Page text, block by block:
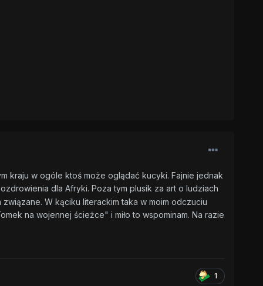
kraju w ogóle ktoś może oglądać kucyki. Fajnie jednak
dla Afryki. Poza tym plusik za art o ludziach
W kąciku literackim taka w moim odczuciu
na wojennej ścieżce" i miło to wspominam. Na razie
1